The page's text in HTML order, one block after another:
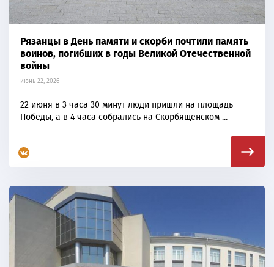
Рязанцы в День памяти и скорби почтили память
воинов, погибших в годы Великой Отечественной
войны
июнь 22, 2026
22 июня в 3 часа 30 минут люди пришли на площадь
Победы, а в 4 часа собрались на Скорбященском ...